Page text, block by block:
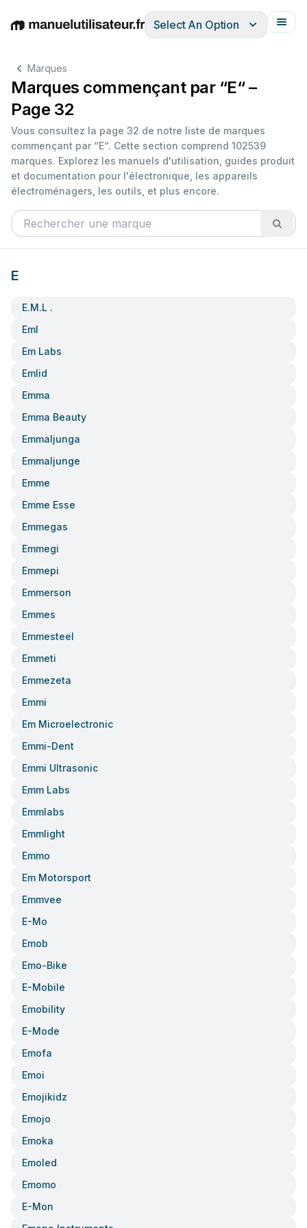
EnglishDeutschEspañolItalianoFrançais
Select An Option
Marques
Marques commençant par “E“ –
Page 32
Vous consultez la page 32 de notre liste de marques
commençant par “E“. Cette section comprend 102539
marques. Explorez les manuels d'utilisation, guides produit
et documentation pour l'électronique, les appareils
électroménagers, les outils, et plus encore.
E
E.m.l .
Eml
Em Labs
Emlid
Emma
Emma Beauty
Emmaljunga
Emmaljunge
Emme
Emme Esse
Emmegas
Emmegi
Emmepi
Emmerson
Emmes
Emmesteel
Emmeti
Emmezeta
Emmi
Em Microelectronic
Emmi-Dent
Emmi Ultrasonic
Emm Labs
Emmlabs
Emmlight
Emmo
Em Motorsport
Emmvee
E-Mo
Emob
Emo-Bike
E-Mobile
Emobility
E-Mode
Emofa
Emoi
Emojikidz
Emojo
Emoka
Emoled
Emomo
E-Mon